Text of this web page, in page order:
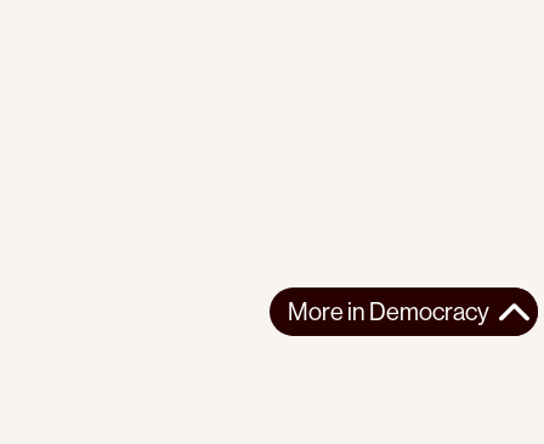
More in Democracy